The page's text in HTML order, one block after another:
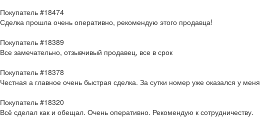
Покупатель #18474
Сделка прошла очень оперативно, рекомендую этого продавца!
Покупатель #18389
Все замечательно, отзывчивый продавец, все в срок
Покупатель #18378
Честная а главное очень быстрая сделка. За сутки номер уже оказался у меня
Покупатель #18320
Всё сделал как и обещал. Очень оперативно. Рекомендую к сотрудничеству.